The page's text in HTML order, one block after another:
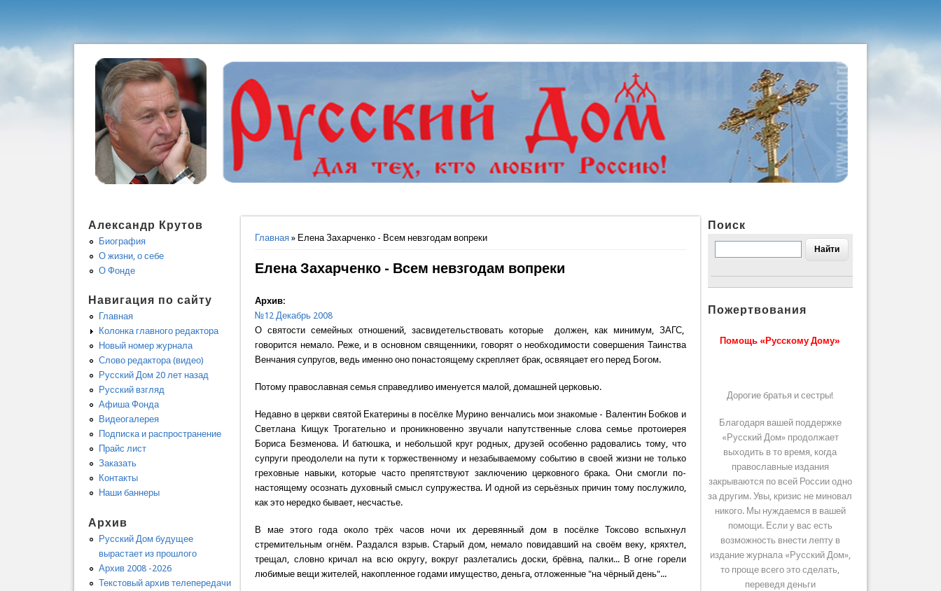
Вы здесь
Главная » Елена Захарченко - Всем невзгодам вопреки
Елена Захарченко - Всем невзгодам вопреки
Архив:
№12 Декабрь 2008
О святости семейных отношений, засвидетельствовать которые должен, как минимум, ЗАГС,
говорится немало. Реже, и в основном священники, говорят о необходимости совершения Таинства
Венчания супругов, ведь именно оно понастоящему скрепляет брак, освяяцает его перед Богом.
Потому православная семья справедливо именуется малой, домашней церковью.
Недавно в церкви святой Екатерины в посёлке Мурино венчались мои знакомые - Валентин Бобков и
Светлана Кищук Трогательно и проникновенно звучали напутственные слова семье протоиерея
Бориса Безменова. И батюшка, и небольшой круг родных, друзей особенно радовались тому, что
супруги преодолели на пути к торжественному и незабываемому событию в своей жизни не только
греховные навыки, которые часто препятствуют заключению церковного брака. Они смогли по-
настоящему осознать духовный смысл супружества. И одной из серьёзных причин тому послужило,
как это нередко бывает, несчастье.
В мае этого года около трёх часов ночи их деревянный дом в посёлке Токсово вспыхнул
стремительным огнём. Раздался взрыв. Старый дом, немало повидавший на своём веку, кряхтел,
трещал, словно кричал на всю округу, вокруг разлетались доски, брёвна, палки... В огне горели
любимые вещи жителей, накопленное годами имущество, деньга, отложенные "на чёрный день"...
Александр Крутов
Биография
О жизни, о себе
О Фонде
Навигация по сайту
Главная
Колонка главного редактора
Новый номер журнала
Слово редактора (видео)
Русский Дом 20 лет назад
Русский взгляд
Афиша Фонда
Видеогалерея
Подписка и распространение
Прайс лист
Заказать
Контакты
Наши баннеры
Архив
Русский Дом будущее
вырастает из прошлого
Архив 2008 -2026
Текстовый архив телепередачи
Поиск
Пожертвования
Помощь «Русскому Дому»
Дорогие братья и сестры!
Благодаря вашей поддержке
«Русский Дом» продолжает
выходить в то время, когда
православные издания
закрываются по всей России одно
за другим. Увы, кризис не миновал
никого. Мы нуждаемся в вашей
помощи. Если у вас есть
возможность внести лепту в
издание журнала «Русский Дом»,
то проще всего это сделать,
переведя деньги